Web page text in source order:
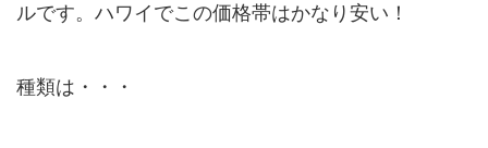
ルです。ハワイでこの価格帯はかなり安い！
種類は・・・